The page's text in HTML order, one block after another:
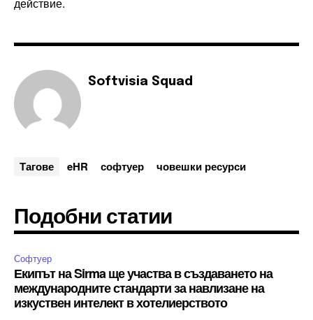
Softvisia Squad
Тагове eHR софтуер човешки ресурси
Подобни статии
Софтуер
Екипът на Sirma ще участва в създаването на
международните стандарти за навлизане на
изкуствен интелект в хотелиерството